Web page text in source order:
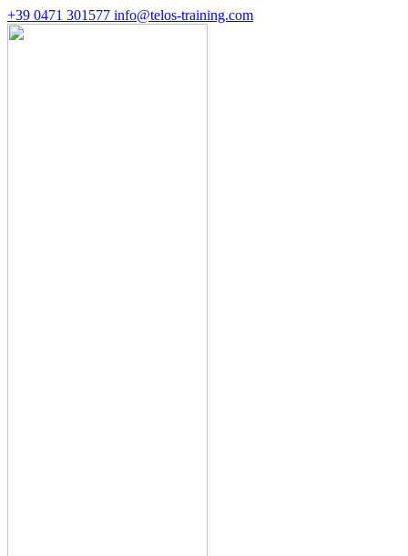
+39 0471 301577 info@telos-training.com